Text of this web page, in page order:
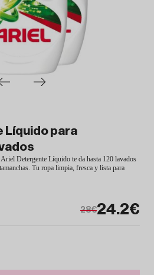
Líquido para
Detergente Líquido te da hasta 120 lavados
Tu ropa limpia, fresca y lista para
24.2€
28€